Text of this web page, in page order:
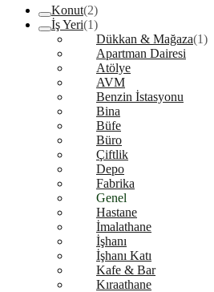
Konut(2)
İş Yeri(1)
Dükkan & Mağaza(1)
Apartman Dairesi
Atölye
AVM
Benzin İstasyonu
Bina
Büfe
Büro
Çiftlik
Depo
Fabrika
Genel
Hastane
İmalathane
İşhanı
İşhanı Katı
Kafe & Bar
Kıraathane